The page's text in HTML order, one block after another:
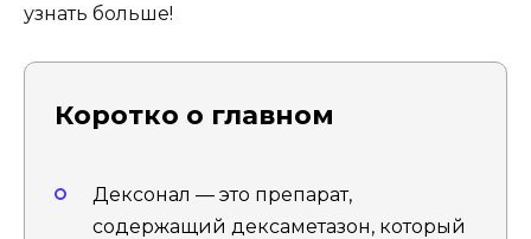
узнать больше!
Коротко о главном
Дексонал — это препарат,
содержащий дексаметазон, который